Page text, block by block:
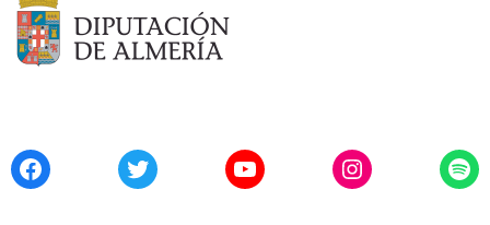
FacebookTwitter YouTubeInstagram